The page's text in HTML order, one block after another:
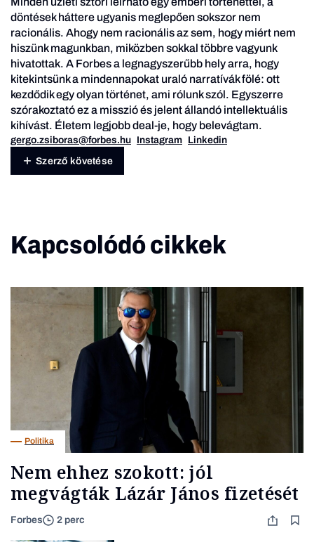
döntések háttere ugyanis meglepően sokszor nem
racionális. Ahogy nem racionális az sem, hogy miért nem
hiszünk magunkban, miközben sokkal többre vagyunk
hivatottak. A Forbes a legnagyszerűbb hely arra, hogy
kitekintsünk a mindennapokat uraló narratívák fölé: ott
kezdődik egy olyan történet, ami rólunk szól. Egyszerre
szórakoztató ez a misszió és jelent állandó intellektuális
kihívást. Életem legjobb deal-je, hogy belevágtam.
gergo.zsiboras@forbes.hu Instagram Linkedin
Szerző követése
Kapcsolódó cikkek
Politika
Nem ehhez szokott: jól
megvágták Lázár János fizetését
Forbes 2 perc